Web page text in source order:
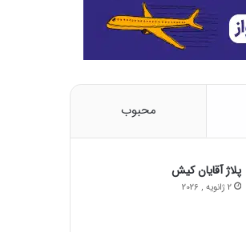
محبوب
پلاژ آقایان کیش
2 ژانویه , 2026